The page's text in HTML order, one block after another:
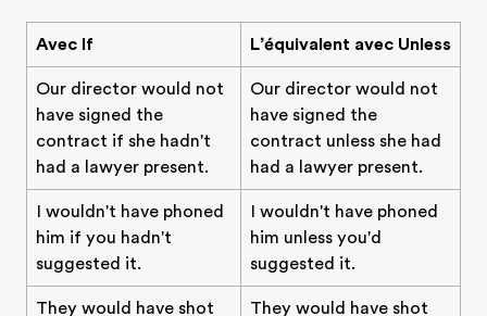
Avec If L’équivalent avec Unless
Our director would not
have signed the
contract if she hadn't
had a lawyer present.
Our director would not
have signed the
contract unless she had
had a lawyer present.
I wouldn't have phoned
him if you hadn't
suggested it.
I wouldn't have phoned
him unless you'd
suggested it.
They would have shot They would have shot